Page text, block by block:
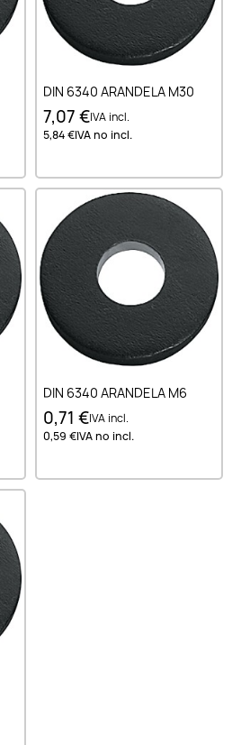
DIN 6340 ARANDELA M30
7,07 €IVA incl.
5,84 €IVA no incl.
DIN 6340 ARANDELA M6
0,71 €IVA incl.
0,59 €IVA no incl.